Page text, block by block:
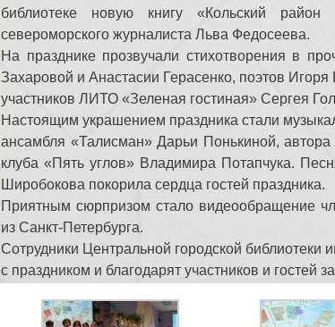
библиотеке новую книгу «Кольский
североморского журналиста Льва Федосеева.
На празднике прозвучали стихотворения в
Захаровой и Анастасии Герасенко, поэтов
участников ЛИТО «Зеленая гостиная» Сергея
Настоящим украшением праздника стали
ансамбля «Талисман» Дарьи Понькиной,
клуба «Пять углов» Владимира Потапчука.
Широбокова покорила сердца гостей праздника.
Приятным сюрпризом стало видеообращение
из Санкт-Петербурга.
Сотрудники Центральной городской библиотеки
с праздником и благодарят участников и гостей